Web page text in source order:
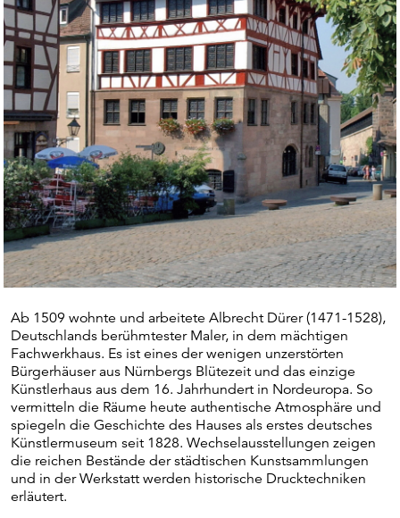
Ab 1509 wohnte und arbeitete Albrecht Dürer (1471-1528),
Deutschlands berühmtester Maler, in dem mächtigen
Fachwerkhaus. Es ist eines der wenigen unzerstörten
Bürgerhäuser aus Nürnbergs Blütezeit und das einzige
Künstlerhaus aus dem 16. Jahrhundert in Nordeuropa. So
vermitteln die Räume heute authentische Atmosphäre und
spiegeln die Geschichte des Hauses als erstes deutsches
Künstlermuseum seit 1828. Wechselausstellungen zeigen
die reichen Bestände der städtischen Kunstsammlungen
und in der Werkstatt werden historische Drucktechniken
erläutert.